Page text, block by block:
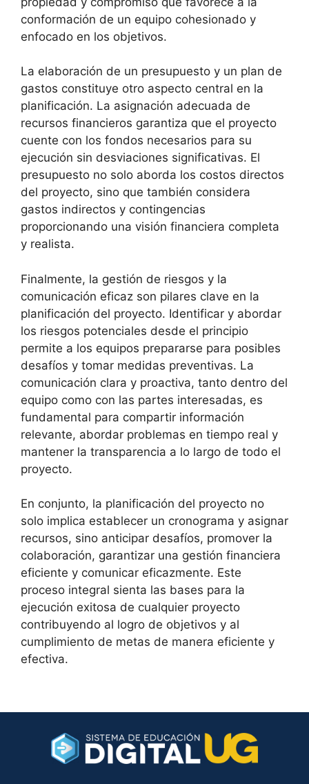
conformación de un equipo cohesionado y
enfocado en los objetivos.
La elaboración de un presupuesto y un plan de
gastos constituye otro aspecto central en la
planificación. La asignación adecuada de
recursos financieros garantiza que el proyecto
cuente con los fondos necesarios para su
ejecución sin desviaciones significativas. El
presupuesto no solo aborda los costos directos
del proyecto, sino que también considera
gastos indirectos y contingencias
proporcionando una visión financiera completa
y realista.
Finalmente, la gestión de riesgos y la
comunicación eficaz son pilares clave en la
planificación del proyecto. Identificar y abordar
los riesgos potenciales desde el principio
permite a los equipos prepararse para posibles
desafíos y tomar medidas preventivas. La
comunicación clara y proactiva, tanto dentro del
equipo como con las partes interesadas, es
fundamental para compartir información
relevante, abordar problemas en tiempo real y
mantener la transparencia a lo largo de todo el
proyecto.
En conjunto, la planificación del proyecto no
solo implica establecer un cronograma y asignar
recursos, sino anticipar desafíos, promover la
colaboración, garantizar una gestión financiera
eficiente y comunicar eficazmente. Este
proceso integral sienta las bases para la
ejecución exitosa de cualquier proyecto
contribuyendo al logro de objetivos y al
cumplimiento de metas de manera eficiente y
efectiva.